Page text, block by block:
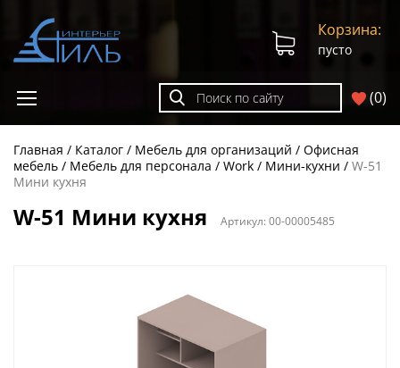
(0)
Корзина:
пусто
Главная Каталог Мебель для организаций
Офисная
мебель
Мебель для персонала Work Мини-кухни
W-51
Мини кухня
W-51 Мини кухня Артикул:00-00005485